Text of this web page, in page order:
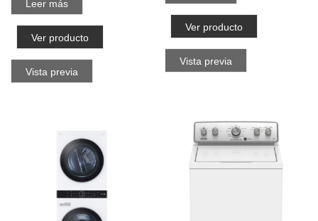
Leer más
Ver producto
Vista previa
Ver producto
Vista previa